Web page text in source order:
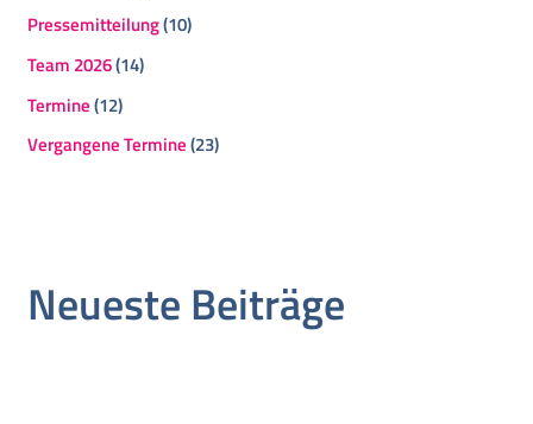
Pressemitteilung(10)
Team 2026(14)
Termine(12)
Vergangene Termine(23)
Neueste Beiträge